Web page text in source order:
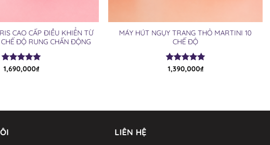
CAO CẤP ĐIỀU KHIỂN TỪ
ĐỘ RUNG CHẤN ĐỘNG
Được xếp
1,690,000₫
MÁY HÚT NGỤY TRANG THỎ MARTINI 10
CHẾ ĐỘ
Được xếp
1,390,000₫
LIÊN HỆ